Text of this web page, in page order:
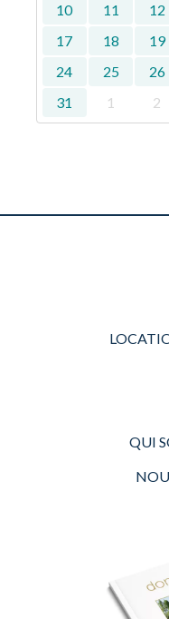
10
11 12
17
18 19
24
25 26
31
1 2
QUI